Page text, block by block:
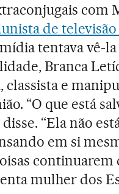
com
de
tentava vê-
Branca
classista e
“O que está
“Ela não
em si
mulher dos